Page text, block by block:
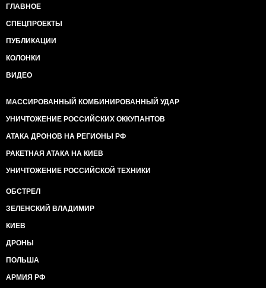
ГЛАВНОЕ
СПЕЦПРОЕКТЫ
ПУБЛИКАЦИИ
КОЛОНКИ
ВИДЕО
МАССИРОВАННЫЙ КОМБИНИРОВАННЫЙ УДАР
УНИЧТОЖЕНИЕ РОССИЙСКИХ ОККУПАНТОВ
АТАКА ДРОНОВ НА РЕГИОНЫ РФ
РАКЕТНАЯ АТАКА НА КИЕВ
УНИЧТОЖЕНИЕ РОССИЙСКОЙ ТЕХНИКИ
ОБСТРЕЛ
ЗЕЛЕНСКИЙ ВЛАДИМИР
КИЕВ
ДРОНЫ
ПОЛЬША
АРМИЯ РФ